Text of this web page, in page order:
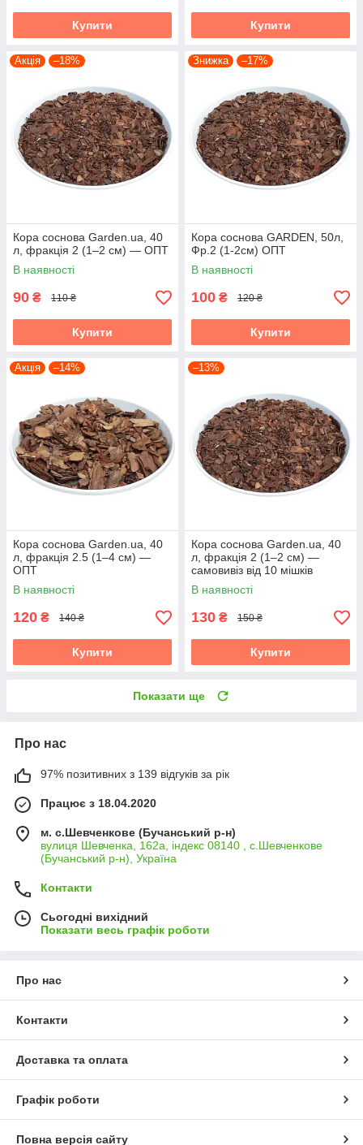
Купити Купити
Акція –18%
Кора соснова Garden.ua, 40
л, фракція 2 (1–2 см) — ОПТ
В наявності
90 ₴ 110 ₴
Купити
Знижка –17%
Кора соснова GARDEN, 50л,
Фр.2 (1-2см) ОПТ
В наявності
100 ₴ 120 ₴
Купити
Акція –14%
Кора соснова Garden.ua, 40
л, фракція 2.5 (1–4 см) —
ОПТ
В наявності
120 ₴ 140 ₴
Купити
–13%
Кора соснова Garden.ua, 40
л, фракція 2 (1–2 см) —
самовивіз від 10 мішків
В наявності
130 ₴ 150 ₴
Купити
Показати ще
Про нас
97% позитивних з 139 відгуків за рік
Працює з 18.04.2020
м. с.Шевченкове (Бучанський р-н)
вулиця Шевченка, 162а, індекс 08140 , с.Шевченкове
(Бучанський р-н), Україна
Контакти
Сьогодні вихідний
Показати весь графік роботи
Про нас
Контакти
Доставка та оплата
Графік роботи
Повна версія сайту